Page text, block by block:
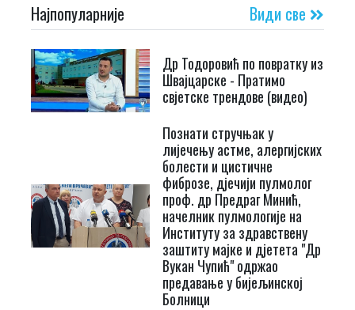
Најпопуларније Види све
Др Тодоровић по повратку из
Швајцарске - Пратимо
свјетске трендове (видео)
Познати стручњак у
лијечењу астме, алергијских
болести и цистичне
фиброзе, дјечији пулмолог
проф. др Предраг Минић,
начелник пулмологије на
Институту за здравствену
заштиту мајке и дјетета "Др
Вукан Чупић" одржао
предавање у бијељинској
Болници